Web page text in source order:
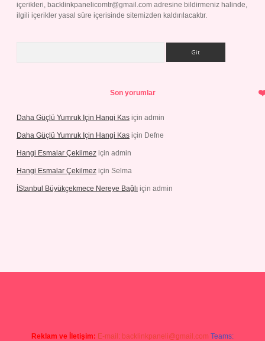
içerikleri, backlinkpanelicomtr@gmail.com adresine bildirmeniz halinde,
ilgili içerikler yasal süre içerisinde sitemizden kaldırılacaktır.
Son yorumlar
Daha Güçlü Yumruk Için Hangi Kas için admin
Daha Güçlü Yumruk Için Hangi Kas için Defne
Hangi Esmalar Çekilmez için admin
Hangi Esmalar Çekilmez için Selma
İStanbul Büyükçekmece Nereye Bağlı için admin
Reklam ve İletişim: E-mail: backlinkpaneli@gmail.com Teams: